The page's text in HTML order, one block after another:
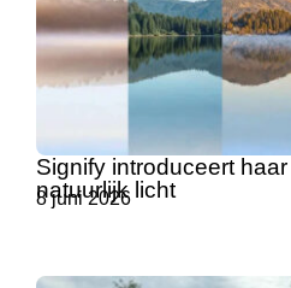
Signify introduceert
natuurlijk licht
8 juni 2026